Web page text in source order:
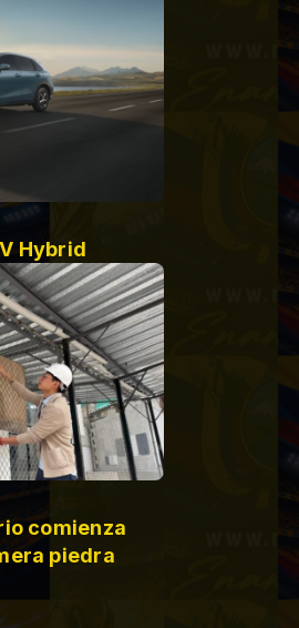
Hybrid
comienza
piedra